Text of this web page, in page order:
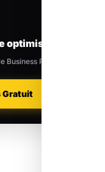
?
Business Profile.
Gratuit